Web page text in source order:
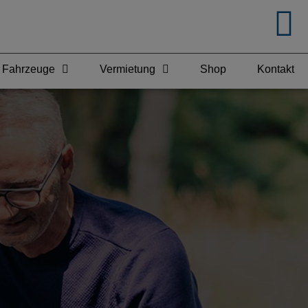
Fahrzeuge Vermietung Shop Kontakt